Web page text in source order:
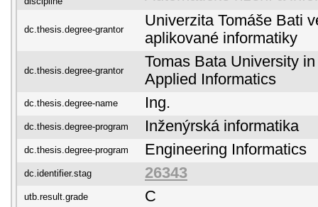
dc.thesis.degree-grantor
Univerzita Tomáše Bati
aplikované informatiky
dc.thesis.degree-grantor
Tomas Bata University
Applied Informatics
dc.thesis.degree-name Ing.
dc.thesis.degree-program Inženýrská informatika
dc.thesis.degree-program Engineering Informatics
dc.identifier.stag 26343
utb.result.grade C